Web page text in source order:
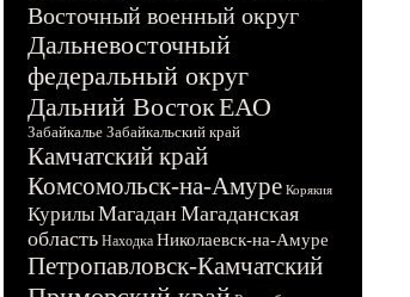
Восточный военный округ
Дальневосточный
федеральный округ
Дальний ВостокЕАО
Забайкалье Забайкальский край
Камчатский край
Комсомольск-на-Амуре Корякия
КурилыМагадан Магаданская
область Находка Николаевск-на-Амуре
Петропавловск-Камчатский